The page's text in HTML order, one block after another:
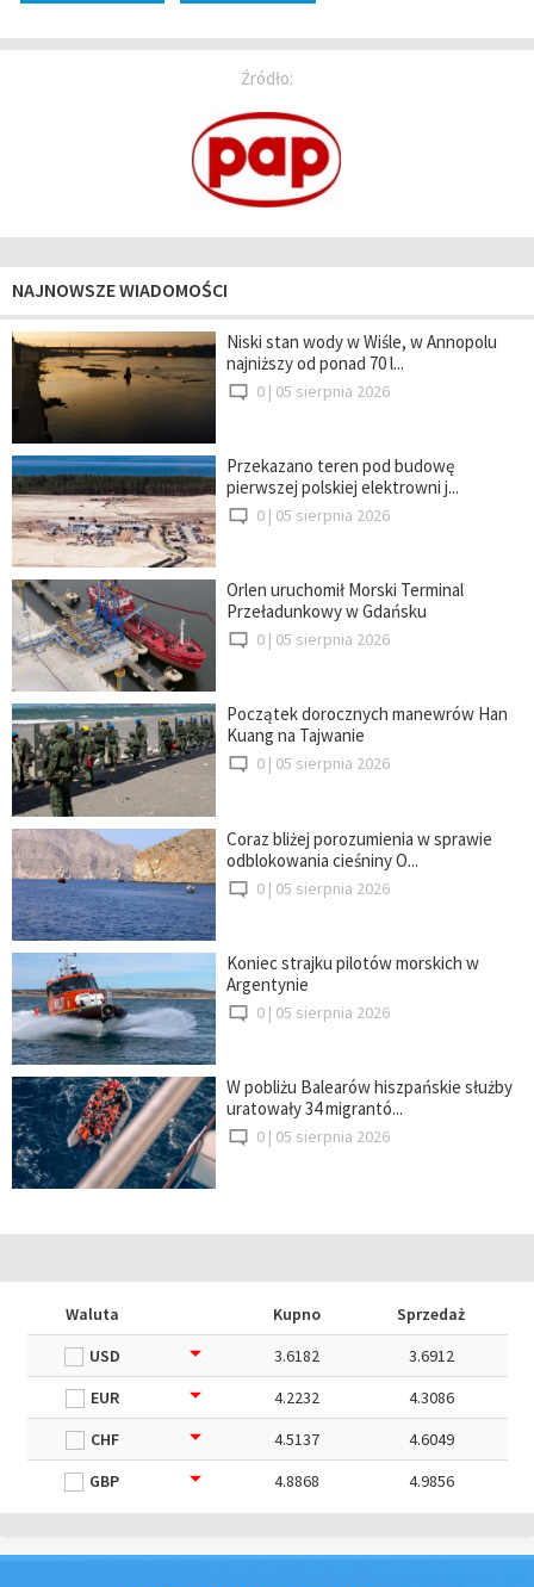
Źródło:
NAJNOWSZE WIADOMOŚCI
Niski stan wody w Wiśle, w Annopolu
najniższy od ponad 70 l...
0 | 05 sierpnia 2026
Przekazano teren pod budowę
pierwszej polskiej elektrowni j...
0 | 05 sierpnia 2026
Orlen uruchomił Morski Terminal
Przeładunkowy w Gdańsku
0 | 05 sierpnia 2026
Początek dorocznych manewrów Han
Kuang na Tajwanie
0 | 05 sierpnia 2026
Coraz bliżej porozumienia w sprawie
odblokowania cieśniny O...
0 | 05 sierpnia 2026
Koniec strajku pilotów morskich w
Argentynie
0 | 05 sierpnia 2026
W pobliżu Balearów hiszpańskie służby
uratowały 34 migrantó...
0 | 05 sierpnia 2026
Waluta Kupno
Sprzedaż
USD
3.6182
3.6912
EUR
4.2232
4.3086
CHF
4.5137
4.6049
GBP
4.8868 4.9856